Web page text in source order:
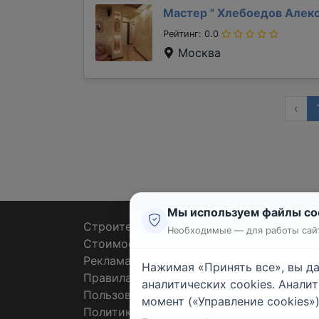
Мастер " Хлебоедов
Рейтинг: 0.0
Москва
‹
Строительные тендеры
Стоимость работ
Реклама
Правила
Пользовательское соглашение
Политика конфиденциальности
Мы используем файлы
Необходимые — для работы
Нажимая «Принять все», вы
аналитических cookies.
момент («Управление